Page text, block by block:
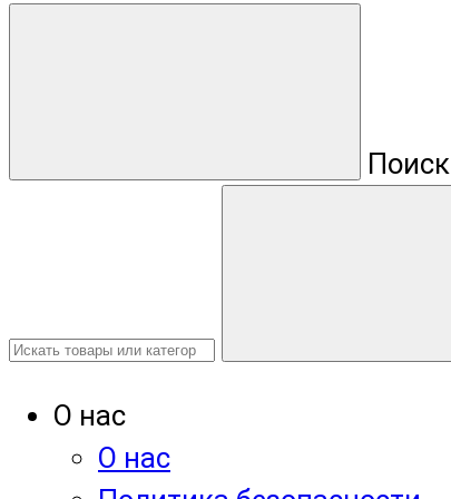
Поиск
О нас
О нас